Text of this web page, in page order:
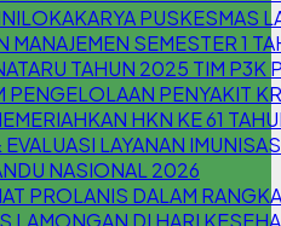
PUSKESMAS
MANAJEMEN SEMESTER 1
TAHUN 2025 TIM P3K
PENGELOLAAN PENYAKIT
HKN KE 61
LAYANAN
NASIONAL 2026
PROLANIS DALAM
LAMONGAN DI HARI